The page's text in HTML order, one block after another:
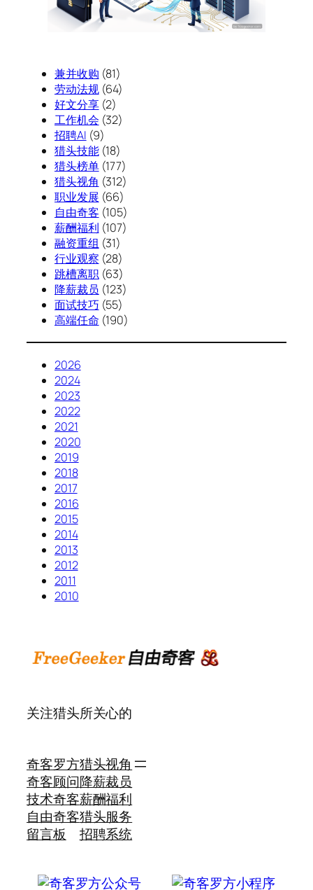
兼并收购 (81)
劳动法规(64)
好文分享(2)
工作机会 (32)
招聘AI (9)
猎头技能(18)
猎头榜单(177)
猎头视角 (312)
职业发展 (66)
自由奇客 (105)
薪酬福利 (107)
融资重组 (31)
行业观察 (28)
跳槽离职(63)
降薪裁员 (123)
面试技巧 (55)
高端任命 (190)
2026
2024
2023
2022
2021
2020
2019
2018
2017
2016
2015
2014
2013
2012
2011
2010
关注猎头所关心的
奇客罗方
奇客顾问
技术奇客
自由奇客
留言板
猎头视角
降薪裁员
薪酬福利
猎头服务
招聘系统